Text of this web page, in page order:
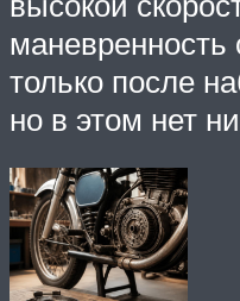
маневренность
только после
но в этом нет